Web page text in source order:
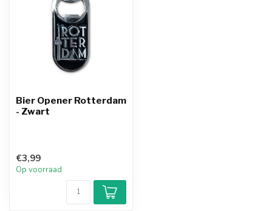
Bier Opener Rotterdam
- Zwart
€3,99
Op voorraad